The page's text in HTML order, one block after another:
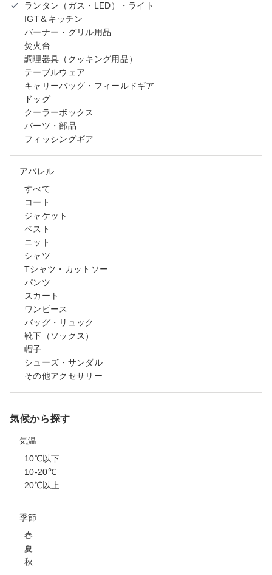
ランタン（ガス・LED）・ライト
IGT＆キッチン
バーナー・グリル用品
焚火台
調理器具（クッキング用品）
テーブルウェア
キャリーバッグ・フィールドギア
ドッグ
クーラーボックス
パーツ・部品
フィッシングギア
アパレル
すべて
コート
ジャケット
ベスト
ニット
シャツ
Tシャツ・カットソー
パンツ
スカート
ワンピース
バッグ・リュック
靴下（ソックス）
帽子
シューズ・サンダル
その他アクセサリー
気候から探す
気温
10℃以下
10-20℃
20℃以上
季節
春
夏
秋